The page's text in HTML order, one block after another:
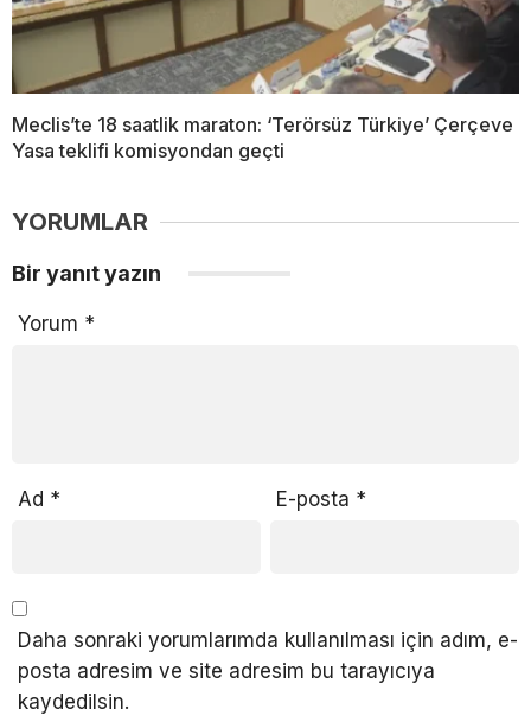
Meclis’te 18 saatlik maraton: ‘Terörsüz Türkiye’ Çerçeve
Yasa teklifi komisyondan geçti
YORUMLAR
Bir yanıt yazın
Yorum *
Ad * E-posta *
Daha sonraki yorumlarımda kullanılması için adım, e-
posta adresim ve site adresim bu tarayıcıya
kaydedilsin.